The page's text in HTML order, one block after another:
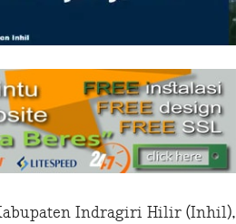
Indragiri Hilir (Inhil),